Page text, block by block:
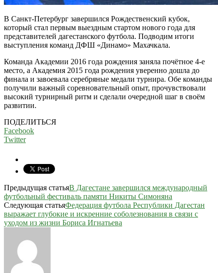
В Санкт-Петербург завершился Рождественский кубок,
который стал первым выездным стартом нового года для
представителей дагестанского футбола. Подводим итоги
выступления команд ДФШ «Динамо» Махачкала.
Команда Академии 2016 года рождения заняла почётное 4-е
место, а Академия 2015 года рождения уверенно дошла до
финала и завоевала серебряные медали турнира. Обе команды
получили важный соревновательный опыт, прочувствовали
высокий турнирный ритм и сделали очередной шаг в своём
развитии.
ПОДЕЛИТЬСЯ
Facebook
Twitter
Предыдущая статьяВ Дагестане завершился международный
футбольный фестиваль памяти Никиты Симоняна
Следующая статьяФедерация футбола Республики Дагестан
выражает глубокие и искренние соболезнования в связи с
уходом из жизни Бориса Игнатьева